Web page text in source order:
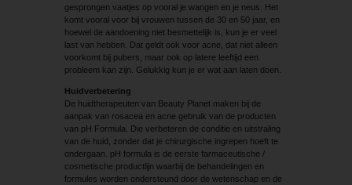
gesprongen vaatjes op vooral je wangen en je neus. Het
komt vooral voor bij vrouwen tussen de 30 en 50 jaar, en
hoewel de aandoening niet besmettelijk is, kun je er veel
last van hebben. Dat geldt ook voor acne, dat niet alleen
voorkomt bij pubers, maar ook op latere leeftijd een
probleem kan zijn. Gelukkig kun je er wat aan laten doen.
Huidverbetering
De huidtherapeuten van Beauty Planet maken bij de
aanpak van rosacea en acne gebruik van de producten
van pH Formula. Die verbeteren de conditie en uitstraling
van de huid, zonder dat je chirurgische ingrepen hoeft te
ondergaan. pH formula is de eerste farmaceutische /
cosmetische productlijn waarbij de behandelingen en
formules worden ondersteund door de wetenschap en de